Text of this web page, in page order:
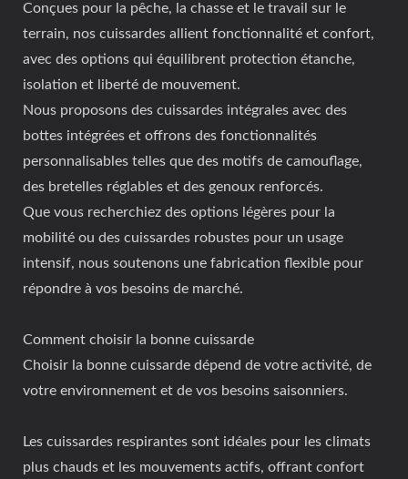
Conçues pour la pêche, la chasse et le travail sur le
terrain, nos cuissardes allient fonctionnalité et confort,
avec des options qui équilibrent protection étanche,
isolation et liberté de mouvement.
Nous proposons des cuissardes intégrales avec des
bottes intégrées et offrons des fonctionnalités
personnalisables telles que des motifs de camouflage,
des bretelles réglables et des genoux renforcés.
Que vous recherchiez des options légères pour la
mobilité ou des cuissardes robustes pour un usage
intensif, nous soutenons une fabrication flexible pour
répondre à vos besoins de marché.
Comment choisir la bonne cuissarde
Choisir la bonne cuissarde dépend de votre activité, de
votre environnement et de vos besoins saisonniers.
Les cuissardes respirantes sont idéales pour les climats
plus chauds et les mouvements actifs, offrant confort